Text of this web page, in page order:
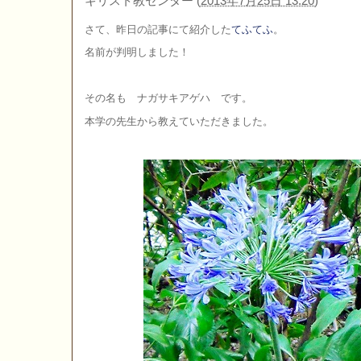
さて、昨日の記事にて紹介したてふてふ 。
名前が判明しました！
その名も ナガサキアゲハ です。
本学の先生から教えていただきました。